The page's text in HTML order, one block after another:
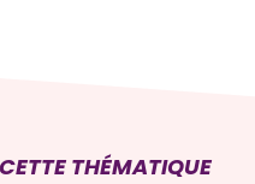
THÉMATIQUE